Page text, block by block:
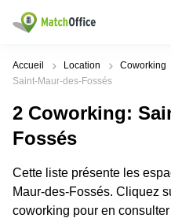
Rechercher / publier
Pages
de
produits
Bureau
Centre
d’affaires
Villes
Populaires
Lille
Lyon
Recherches
populaires
d'affaires
Paris
Location
Aide
Qui sommes-nous?
Publier un local
Accueil Location Coworking
Saint-Maur-des-Fossés
2 Coworking:
Fossés
Cette liste présente les
Maur-des-Fossés. Cliquez
coworking pour en